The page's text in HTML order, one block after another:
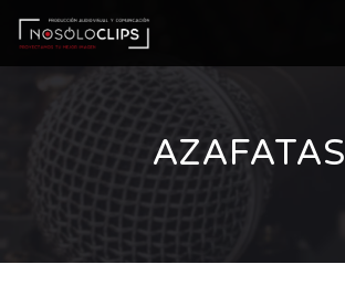
AZAFATAS